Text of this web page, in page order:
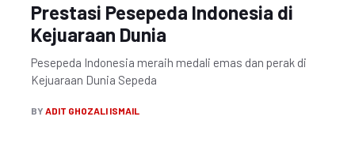
Prestasi Pesepeda Indonesia di
Kejuaraan Dunia
Pesepeda Indonesia meraih medali emas dan perak di
Kejuaraan Dunia Sepeda
BY ADIT GHOZALI ISMAIL